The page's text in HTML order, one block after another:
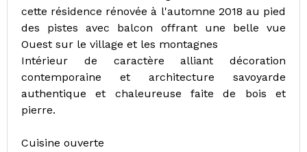
cette résidence rénovée à l'automne 2018 au pied
des pistes avec balcon offrant une belle vue
Ouest sur le village et les montagnes
Intérieur de caractère alliant décoration
contemporaine et architecture savoyarde
authentique et chaleureuse faite de bois et
pierre.
Cuisine ouverte